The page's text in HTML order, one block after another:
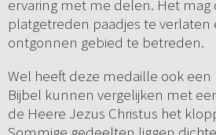
ervaring met me delen. Het
platgetreden paadjes te verlaten
ontgonnen gebied te betreden.
Wel heeft deze medaille ook een
Bijbel kunnen vergelijken met
de Heere Jezus Christus het